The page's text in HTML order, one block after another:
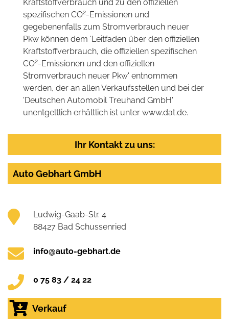
Kraftstoffverbrauch und zu den offiziellen
spezifischen CO2-Emissionen und
gegebenenfalls zum Stromverbrauch neuer
Pkw können dem 'Leitfaden über den offiziellen
Kraftstoffverbrauch, die offiziellen spezifischen
CO2-Emissionen und den offiziellen
Stromverbrauch neuer Pkw' entnommen
werden, der an allen Verkaufsstellen und bei der
'Deutschen Automobil Treuhand GmbH'
unentgeltlich erhältlich ist unter www.dat.de.
Ihr Kontakt zu uns:
Auto Gebhart GmbH
Ludwig-Gaab-Str. 4
88427 Bad Schussenried
info@auto-gebhart.de
0 75 83 / 24 22
Verkauf